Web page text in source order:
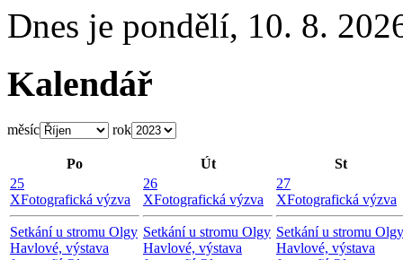
Dnes je pondělí, 10. 8.
Kalendář
měsíc rok
Po Út
St
25
XFotografická výzva
Setkání u stromu Olgy
Havlové, výstava
26
XFotografická výzva
Setkání u stromu Olgy
Havlové, výstava
27
XFotografická výzva
Setkání u stromu Olgy
Havlové, výstava